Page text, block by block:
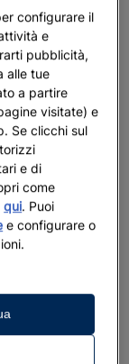
configurare il
e
pubblicità,
alle tue
a partire
visitate) e
Se clicchi sul
e di
come
qui. Puoi
e configurare o